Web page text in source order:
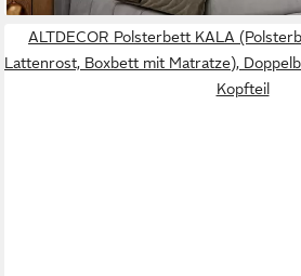
ALTDECOR Polsterbett KALA
Lattenrost, Boxbett mit Matratze),
Kopfteil